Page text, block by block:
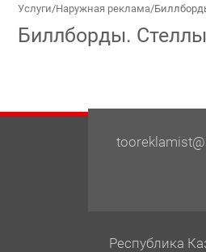
Услуги/Наружная реклама/
Биллборды. Стеллы
Республика